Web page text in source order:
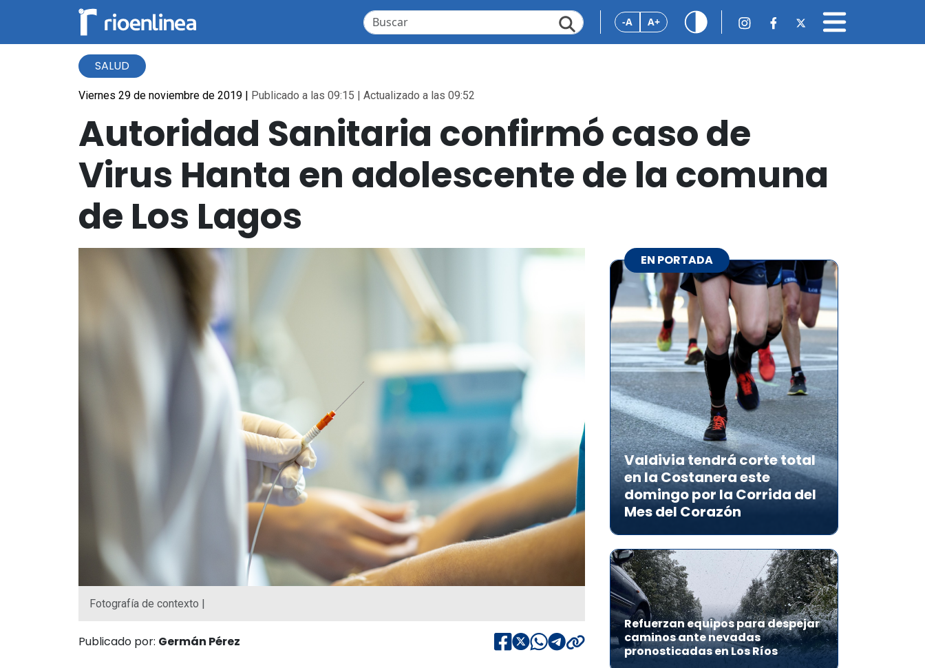
-A A+
SALUD
Viernes 29 de noviembre de 2019 | Publicado a las 09:15 | Actualizado a las 09:52
Autoridad Sanitaria confirmó caso de
Virus Hanta en adolescente de la comuna
de Los Lagos
Fotografía de contexto |
Publicado por: Germán Pérez
EN PORTADA
Valdivia tendrá corte total
en la Costanera este
domingo por la Corrida del
Mes del Corazón
Refuerzan equipos para despejar
caminos ante nevadas
pronosticadas en Los Ríos